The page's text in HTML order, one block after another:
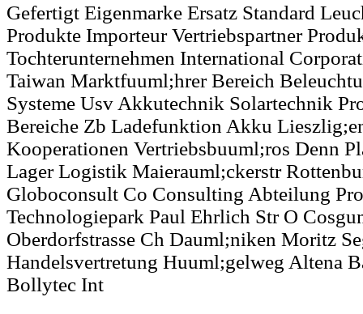
Gefertigt Eigenmarke Ersatz Standard
Produkte Importeur Vertriebspartner
Tochterunternehmen International
Taiwan Marktfuuml;hrer Bereich
Systeme Usv Akkutechnik Solartechnik
Bereiche Zb Ladefunktion Akku
Kooperationen Vertriebsbuuml;ros Denn
Lager Logistik Maierauml;ckerstr
Globoconsult Co Consulting Abteilung
Technologiepark Paul Ehrlich Str O
Oberdorfstrasse Ch Dauml;niken Moritz
Handelsvertretung Huuml;gelweg Altena
Bollytec Int